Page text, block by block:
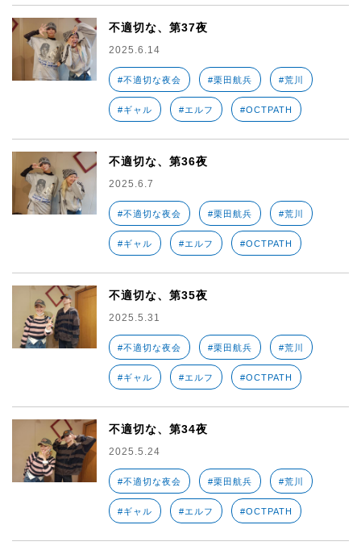
不適切な、第37夜
2025.6.14
#不適切な夜会 #栗田航兵 #荒川
#ギャル #エルフ #OCTPATH
不適切な、第36夜
2025.6.7
#不適切な夜会 #栗田航兵 #荒川
#ギャル #エルフ #OCTPATH
不適切な、第35夜
2025.5.31
#不適切な夜会 #栗田航兵 #荒川
#ギャル #エルフ #OCTPATH
不適切な、第34夜
2025.5.24
#不適切な夜会 #栗田航兵 #荒川
#ギャル #エルフ #OCTPATH